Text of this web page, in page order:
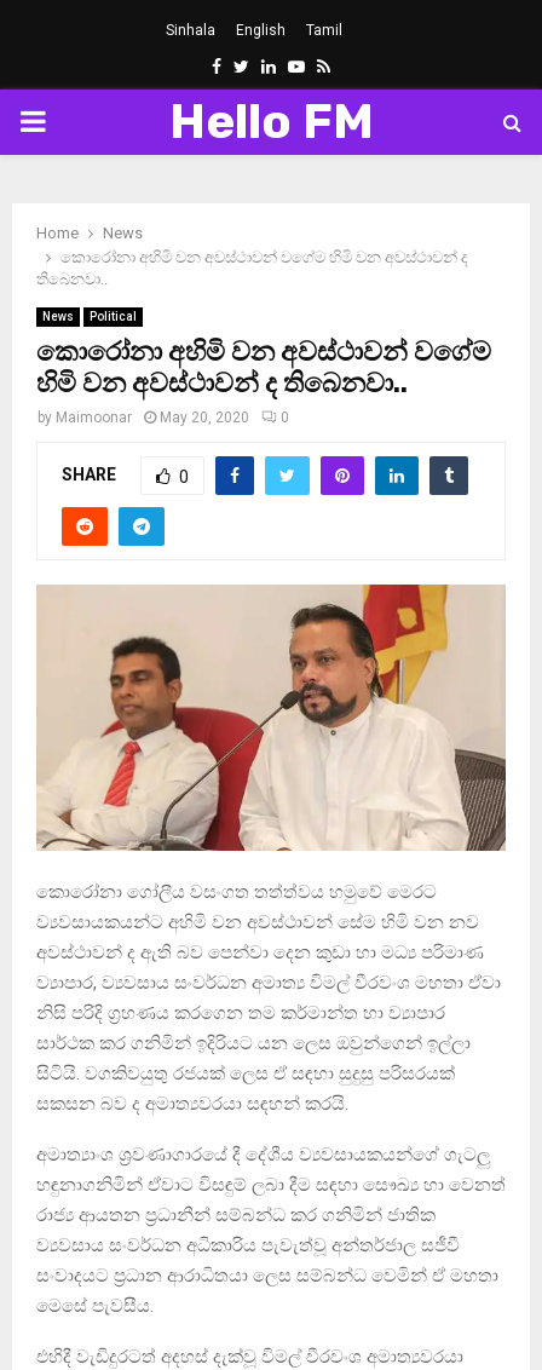
Sinhala English Tamil
Facebook
Twitter
LinkedinYoutube
Rss
PRIMARY
Hello FM
Home
News
කොරෝනා අහිමි වන අවස්ථාවන් වගේම හිමි වන අවස්ථාවන් ද
තිබෙනවා..
News Political
කොරෝනා අහිමි වන අවස්ථාවන් වගේම
හිමි වන අවස්ථාවන් ද තිබෙනවා..
by Maimoonar May 20, 2020 0
SHARE 0
කොරෝනා ගෝලීය වසංගත තත්ත්වය හමුවේ මෙරට
ව්‍යවසායකයන්ට අහිමි වන අවස්ථාවන් සේම හිමි වන නව
අවස්ථාවන් ද ඇති බව පෙන්වා දෙන කුඩා හා මධ්‍ය පරිමාණ
ව්‍යාපාර, ව්‍යවසාය සංවර්ධන අමාත්‍ය විමල් වීරවංශ මහතා ඒවා
නිසි පරිදි ග්‍රහණය කරගෙන තම කර්මාන්ත හා ව්‍යාපාර
සාර්ථක කර ගනිමින් ඉදිරියට යන ලෙස ඔවුන්ගෙන් ඉල්ලා
සිටියි. වගකිවයුතු රජයක් ලෙස ඒ සඳහා සුදුසු පරිසරයක්
සකසන බව ද අමාත්‍යවරයා සඳහන් කරයි.
අමාත්‍යාංශ ශ්‍රවණාගාරයේ දී දේශීය ව්‍යවසායකයන්ගේ ගැටලු
හඳුනාගනිමින් ඒවාට විසඳුම් ලබා දීම සඳහා සෞඛ්‍ය හා වෙනත්
රාජ්‍ය ආයතන ප්‍රධානීන් සම්බන්ධ කර ගනිමින් ජාතික
ව්‍යවසාය සංවර්ධන අධිකාරිය පැවැත්වූ අන්තර්ජාල සජීවී
සංවාදයට ප්‍රධාන ආරාධිතයා ලෙස සම්බන්ධ වෙමින් ඒ මහතා
මෙසේ පැවසීය.
එහිදී වැඩිදුරටත් අදහස් දැක්වූ විමල් වීරවංශ අමාත්‍යවරයා